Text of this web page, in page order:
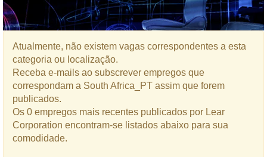
Atualmente, não existem vagas correspondentes a esta
categoria ou localização.
Receba e-mails ao subscrever empregos que
correspondam a South Africa_PT assim que forem
publicados.
Os 0 empregos mais recentes publicados por Lear
Corporation encontram-se listados abaixo para sua
comodidade.